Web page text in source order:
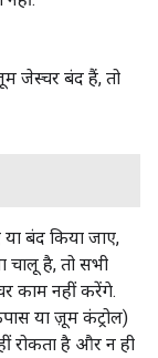
जेस्चर बंद हैं, तो
बंद किया जाए,
चालू है, तो सभी
काम नहीं करेंगे.
या ज़ूम कंट्रोल)
रोकता है और न ही